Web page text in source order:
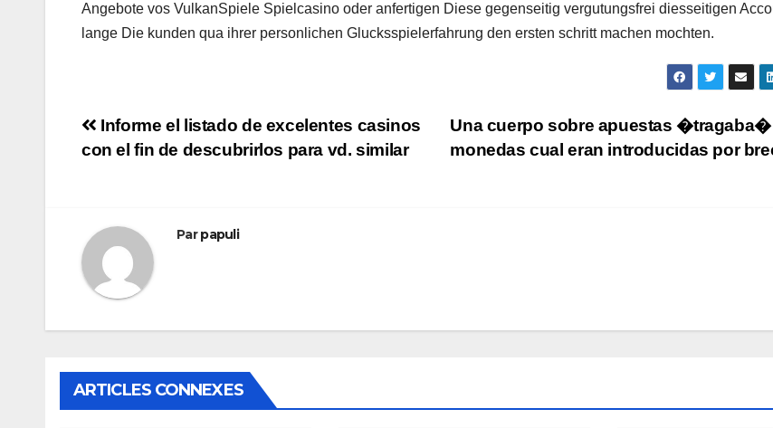
Angebote vos VulkanSpiele Spielcasino oder anfertigen Diese gegenseitig vergutungsfrei diesseitigen
lange Die kunden qua ihrer personlichen Glucksspielerfahrung den ersten schritt machen mochten.
Navigation
Una cuerpo sobre apuestas �tragaba�
monedas cual eran introducidas por
Informe el listado de excelentes casinos
con el fin de descubrirlos para vd. similar
Parpapuli
ARTICLES CONNEXES